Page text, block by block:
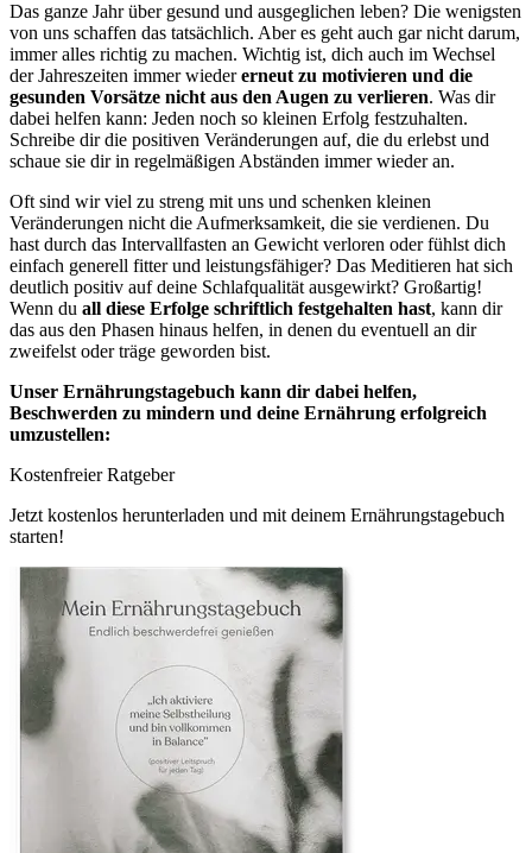
Das ganze Jahr über gesund und ausgeglichen leben? Die wenigsten
von uns schaffen das tatsächlich. Aber es geht auch gar nicht darum,
immer alles richtig zu machen. Wichtig ist, dich auch im Wechsel
der Jahreszeiten immer wiedererneut zu motivieren und die
gesunden Vorsätze nicht aus den Augen zu verlieren. Was dir
dabei helfen kann: Jeden noch so kleinen Erfolg festzuhalten.
Schreibe dir die positiven Veränderungen auf, die du erlebst und
schaue sie dir in regelmäßigen Abständen immer wieder an.
Oft sind wir viel zu streng mit uns und schenken kleinen
Veränderungen nicht die Aufmerksamkeit, die sie verdienen. Du
hast durch das Intervallfasten an Gewicht verloren oder fühlst dich
einfach generell fitter und leistungsfähiger? Das Meditieren hat sich
deutlich positiv auf deine Schlafqualität ausgewirkt? Großartig!
Wenn du all diese Erfolge schriftlich festgehalten hast, kann dir
das aus den Phasen hinaus helfen, in denen du eventuell an dir
zweifelst oder träge geworden bist.
Unser Ernährungstagebuch kann dir dabei helfen,
Beschwerden zu mindern und deine Ernährung erfolgreich
umzustellen:
Kostenfreier Ratgeber
Jetzt kostenlos herunterladen und mit deinem Ernährungstagebuch
starten!